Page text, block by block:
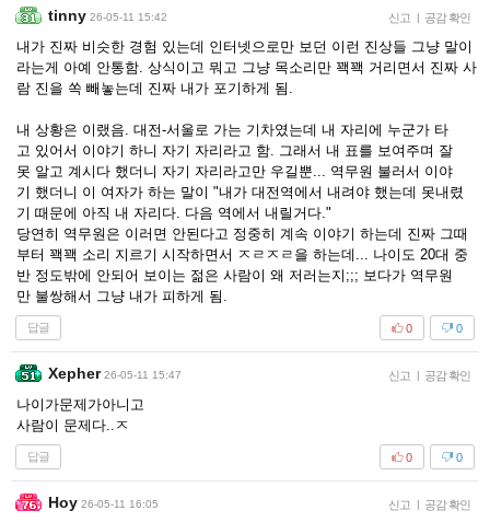
tinny 26-05-11 15:42 신고 | 공감 확인
내가 진짜 비슷한 경험 있는데 인터넷으로만 보던 이런 진상들 그냥 말이
라는게 아예 안통함. 상식이고 뭐고 그냥 목소리만 꽥꽥 거리면서 진짜 사
람 진을 쏙 빼놓는데 진짜 내가 포기하게 됨.
내 상황은 이랬음. 대전-서울로 가는 기차였는데 내 자리에 누군가 타
고 있어서 이야기 하니 자기 자리라고 함. 그래서 내 표를 보여주며 잘
못 알고 계시다 했더니 자기 자리라고만 우길뿐... 역무원 불러서 이야
기 했더니 이 여자가 하는 말이 "내가 대전역에서 내려야 했는데 못내렸
기 때문에 아직 내 자리다. 다음 역에서 내릴거다."
당연히 역무원은 이러면 안된다고 정중히 계속 이야기 하는데 진짜 그때
부터 꽥꽥 소리 지르기 시작하면서 ㅈㄹㅈㄹ을 하는데... 나이도 20대 중
반 정도밖에 안되어 보이는 젊은 사람이 왜 저러는지;;; 보다가 역무원
만 불쌍해서 그냥 내가 피하게 됨.
답글 0
0
Xepher 26-05-11 15:47 신고 | 공감 확인
나이가문제가아니고
사람이 문제다..ㅈ
답글 0
0
Hoy 26-05-11 16:05 신고 | 공감 확인